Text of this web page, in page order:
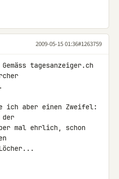
2009-05-15 01:36#1263759
tagesanzeiger.ch
ich aber einen Zweifel:
der
mal ehrlich, schon